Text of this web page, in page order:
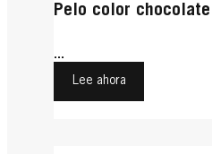
Pelo color chocolate
...
Lee ahora